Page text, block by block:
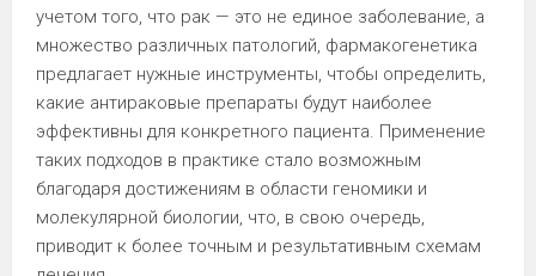
учетом того, что рак — это не единое заболевание, а
множество различных патологий, фармакогенетика
предлагает нужные инструменты, чтобы определить,
какие антираковые препараты будут наиболее
эффективны для конкретного пациента. Применение
таких подходов в практике стало возможным
благодаря достижениям в области геномики и
молекулярной биологии, что, в свою очередь,
приводит к более точным и результативным схемам